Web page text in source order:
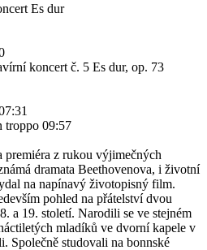
Es dur
koncert č. 5 Es dur, op. 73
troppo 09:57
premiéra z rukou výjimečných
dramata Beethovenova, i životní
na napínavý životopisný film.
pohled na přátelství dvou
a 19. století. Narodili se ve stejném
mladíků ve dvorní kapele v
Společně studovali na bonnské